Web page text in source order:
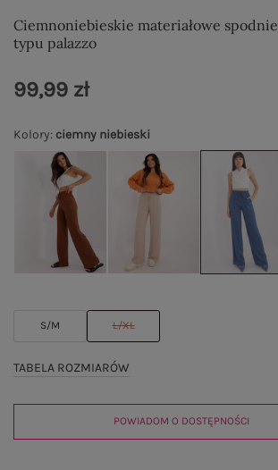
Ciemnoniebieskie materiałowe spodnie
typu palazzo
Kolory: ciemny niebieski
S/M L/XL
TABELA ROZMIARÓW
99,99 zł
POWIADOM O DOSTĘPNOŚCI